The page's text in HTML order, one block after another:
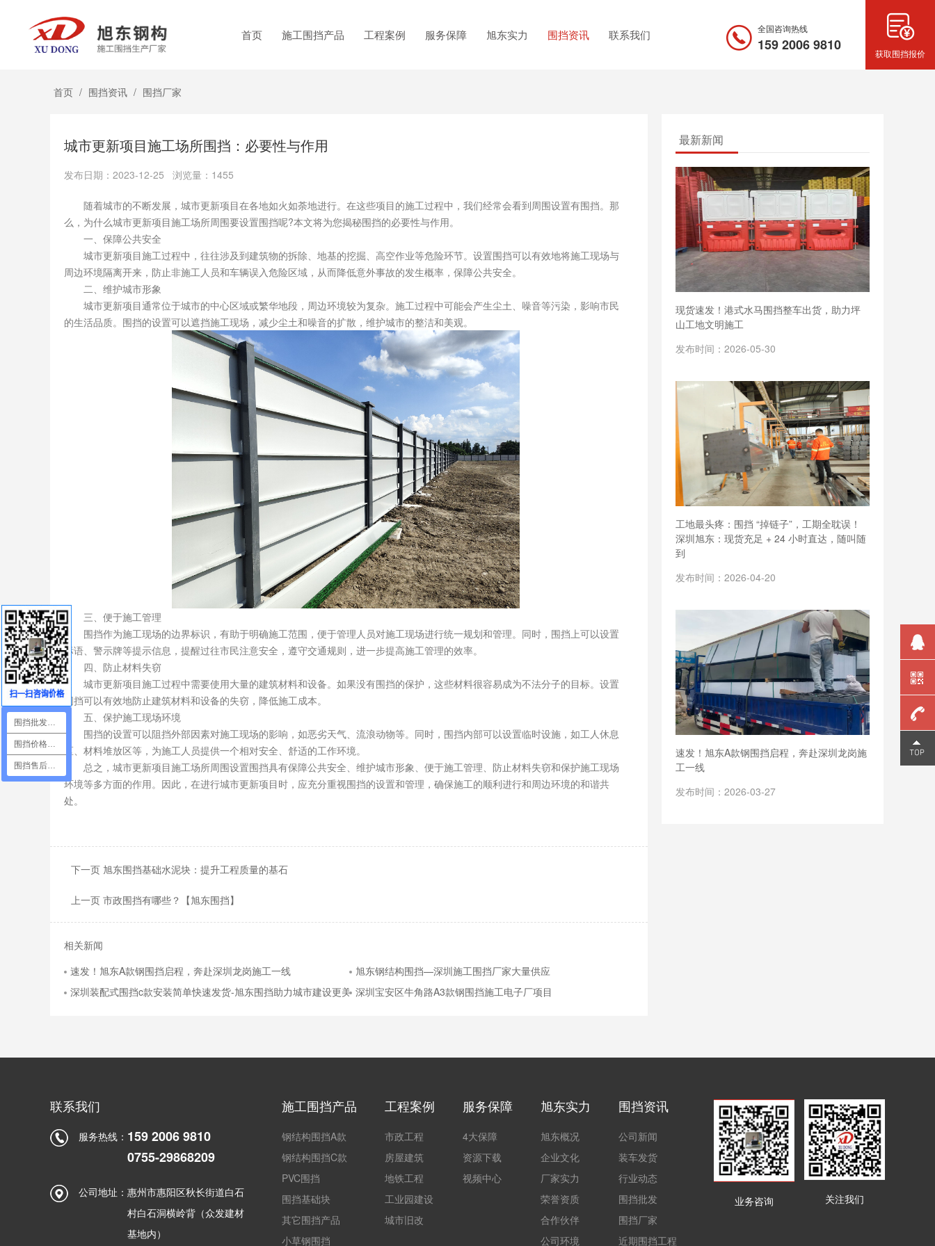
首页 施工围挡产品 工程案例 服务保障 旭东实力 围挡资讯 联系我们 全国咨询热线
159 2006 9810 获取围挡报价
首页 / 围挡资讯 / 围挡厂家
城市更新项目施工场所围挡：必要性与作用
发布日期：2023-12-25 浏览量：1455
随着城市的不断发展，城市更新项目在各地如火如荼地进行。在这些项目的施工过程中，我们经常会看到周围设置有围挡。那
么，为什么城市更新项目施工场所周围要设置围挡呢?本文将为您揭秘围挡的必要性与作用。
一、保障公共安全
城市更新项目施工过程中，往往涉及到建筑物的拆除、地基的挖掘、高空作业等危险环节。设置围挡可以有效地将施工现场与
周边环境隔离开来，防止非施工人员和车辆误入危险区域，从而降低意外事故的发生概率，保障公共安全。
二、维护城市形象
城市更新项目通常位于城市的中心区域或繁华地段，周边环境较为复杂。施工过程中可能会产生尘土、噪音等污染，影响市民
的生活品质。围挡的设置可以遮挡施工现场，减少尘土和噪音的扩散，维护城市的整洁和美观。
三、便于施工管理
围挡作为施工现场的边界标识，有助于明确施工范围，便于管理人员对施工现场进行统一规划和管理。同时，围挡上可以设置
标语、警示牌等提示信息，提醒过往市民注意安全，遵守交通规则，进一步提高施工管理的效率。
四、防止材料失窃
城市更新项目施工过程中需要使用大量的建筑材料和设备。如果没有围挡的保护，这些材料很容易成为不法分子的目标。设置
围挡可以有效地防止建筑材料和设备的失窃，降低施工成本。
五、保护施工现场环境
围挡的设置可以阻挡外部因素对施工现场的影响，如恶劣天气、流浪动物等。同时，围挡内部可以设置临时设施，如工人休息
区、材料堆放区等，为施工人员提供一个相对安全、舒适的工作环境。
总之，城市更新项目施工场所周围设置围挡具有保障公共安全、维护城市形象、便于施工管理、防止材料失窃和保护施工现场
环境等多方面的作用。因此，在进行城市更新项目时，应充分重视围挡的设置和管理，确保施工的顺利进行和周边环境的和谐共
处。
下一页 旭东围挡基础水泥块：提升工程质量的基石
上一页 市政围挡有哪些？【旭东围挡】
相关新闻
速发！旭东A款钢围挡启程，奔赴深圳龙岗施工一线
旭东钢结构围挡—深圳施工围挡厂家大量供应
深圳装配式围挡c款安装简单快速发货-旭东围挡助力城市建设更美好深圳宝安区牛角路A3款钢围挡施工电子厂项目
最新新闻
现货速发！港式水马围挡整车出货，助力坪
山工地文明施工
发布时间：2026-05-30
工地最头疼：围挡 “掉链子”，工期全耽误！
深圳旭东：现货充足 + 24 小时直达，随叫随
到
发布时间：2026-04-20
速发！旭东A款钢围挡启程，奔赴深圳龙岗施
工一线
发布时间：2026-03-27
联系我们
服务热线： 159 2006 9810
0755-29868209
公司地址： 惠州市惠阳区秋长街道白石
村白石洞横岭背（众发建材
基地内）
施工围挡产品
钢结构围挡A款
钢结构围挡C款
PVC围挡
围挡基础块
其它围挡产品
小草钢围挡
工程案例
市政工程
房屋建筑
地铁工程
工业园建设
城市旧改
服务保障
4大保障
资源下载
视频中心
旭东实力
旭东概况
企业文化
厂家实力
荣誉资质
合作伙伴
公司环境
围挡资讯
公司新闻
装车发货
行业动态
围挡批发
围挡厂家
近期围挡工程
业务咨询 关注我们
159
围挡批发咨询
围挡价格咨询
围挡售后咨询